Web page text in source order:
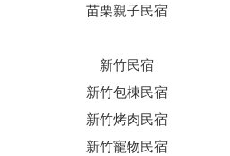
苗栗親子民宿
新竹民宿
新竹包棟民宿
新竹烤肉民宿
新竹寵物民宿